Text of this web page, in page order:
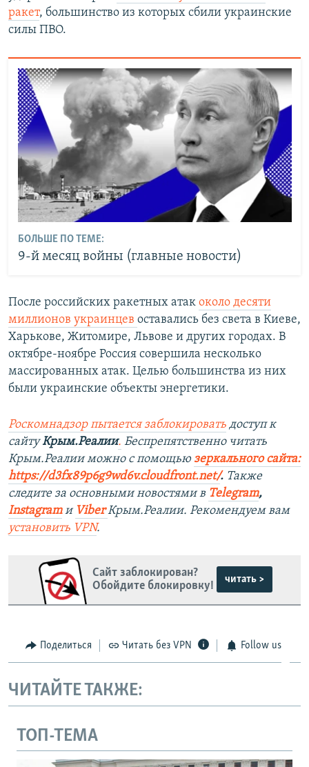
ракет, большинство из которых сбили украинские
силы ПВО.
БОЛЬШЕ ПО ТЕМЕ:
9-й месяц войны (главные новости)
После российских ракетных атак около десяти
миллионов украинцев оставались без света в Киеве,
Харькове, Житомире, Львове и других городах. В
октябре-ноябре Россия совершила несколько
массированных атак. Целью большинства из них
были украинские объекты энергетики.
Роскомнадзор пытается заблокировать доступ к
сайтуКрым.Реалии. Беспрепятственно читать
Крым.Реалии можно с помощью зеркального сайта:
https://d3fx89p6g9wd6v.cloudfront.net/. ​ Также
следите за основными новостями в Telegram,
Instagram и ViberКрым.Реалии. Рекомендуем вам
установить VPN.
Сайт заблокирован?
Обойдите блокировку!
читать >
Поделиться Читать без VPN Follow us
ЧИТАЙТЕ ТАКЖЕ:
ТОП-ТЕМА